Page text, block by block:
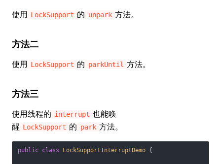
使用 LockSupport 的 unpark 方法。
方法二
使用 LockSupport 的 parkUntil 方法。
方法三
使用线程的 interrupt 也能唤
醒 LockSupport 的 park 方法。
public class LockSupportInterruptDemo {